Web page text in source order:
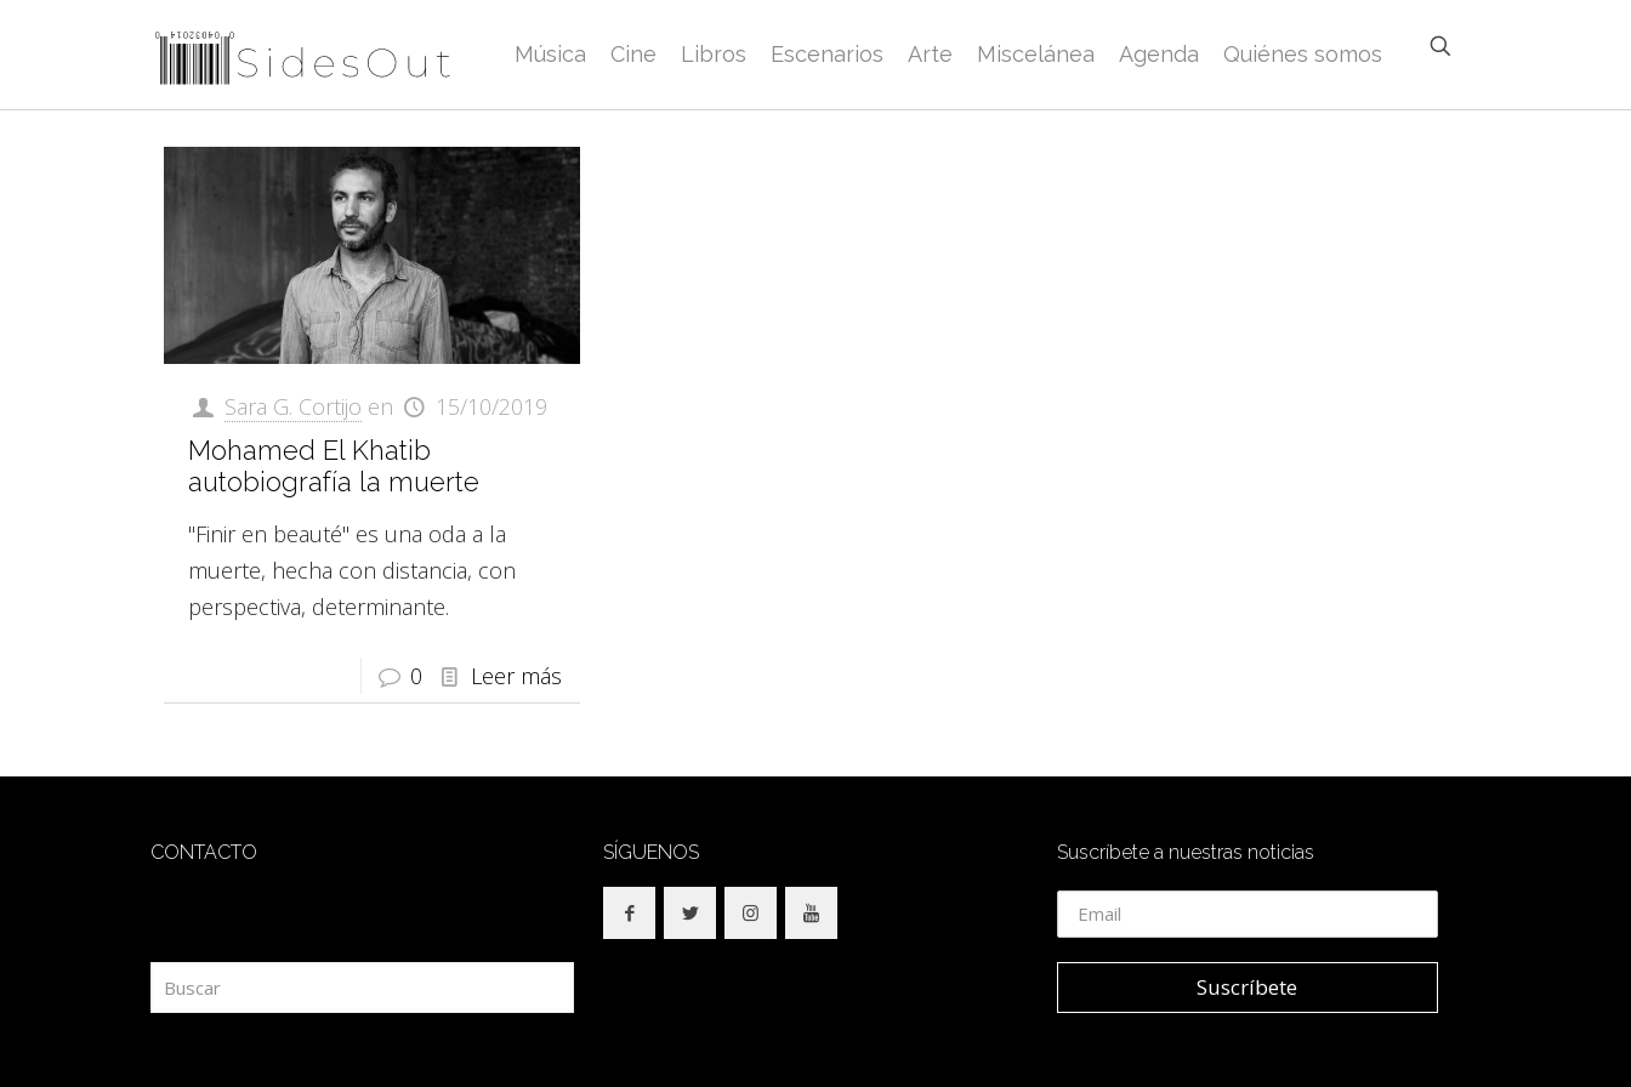
Música Cine Libros Escenarios Arte Miscelánea Agenda Quiénes somos
Sara G. Cortijo en 15/10/2019
Mohamed El Khatib
autobiografía la muerte
"Finir en beauté" es una oda a la
muerte, hecha con distancia, con
perspectiva, determinante.
0 Leer más
CONTACTO SÍGUENOS Suscríbete a nuestras noticias